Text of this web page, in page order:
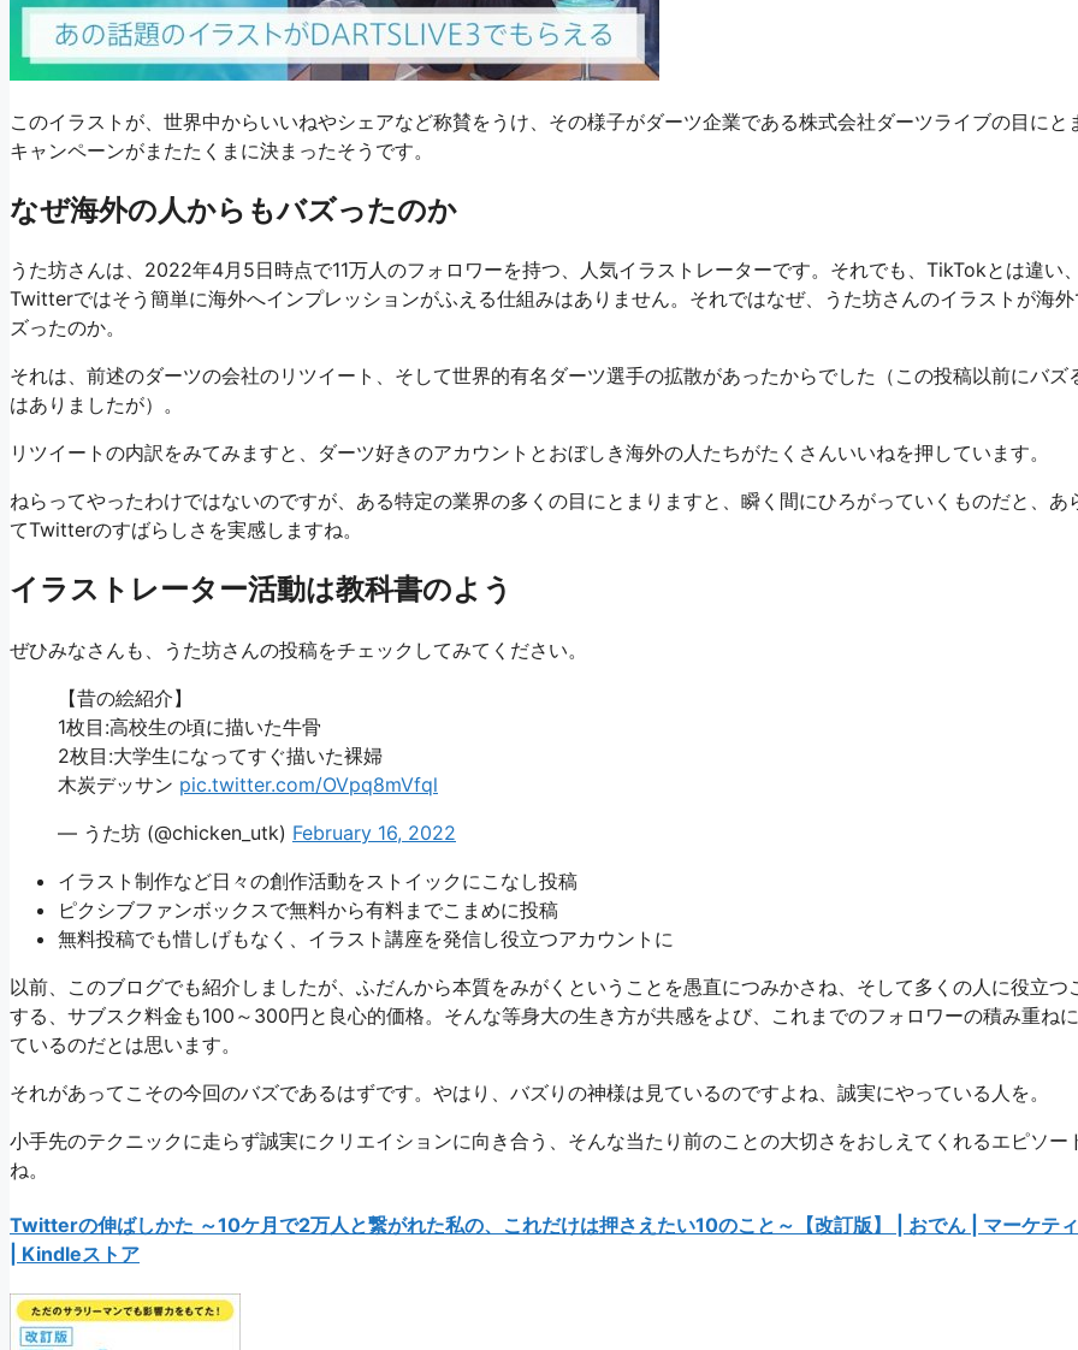
このイラストが、世界中からいいねやシェアなど称賛をうけ、その様子がダーツ企業である株式会社ダーツライブの目にと
キャンペーンがまたたくまに決まったそうです。
なぜ海外の人からもバズったのか
うた坊さんは、2022年4月5日時点で11万人のフォロワーを持つ、人気イラストレーターです。それでも、TikTokとは違い、
Twitterではそう簡単に海外へインプレッションがふえる仕組みはありません。それではなぜ、うた坊さんのイラストが海
ズったのか。
それは、前述のダーツの会社のリツイート、そして世界的有名ダーツ選手の拡散があったからでした（この投稿以前にバズ
はありましたが）。
リツイートの内訳をみてみますと、ダーツ好きのアカウントとおぼしき海外の人たちがたくさんいいねを押しています。
ねらってやったわけではないのですが、ある特定の業界の多くの目にとまりますと、瞬く間にひろがっていくものだと、あ
てTwitterのすばらしさを実感しますね。
イラストレーター活動は教科書のよう
ぜひみなさんも、うた坊さんの投稿をチェックしてみてください。
【昔の絵紹介】
1枚目:高校生の頃に描いた牛骨
2枚目:大学生になってすぐ描いた裸婦
木炭デッサン pic.twitter.com/OVpq8mVfql
— うた坊 (@chicken_utk) February 16, 2022
イラスト制作など日々の創作活動をストイックにこなし投稿
ピクシブファンボックスで無料から有料までこまめに投稿
無料投稿でも惜しげもなく、イラスト講座を発信し役立つアカウントに
以前、このブログでも紹介しましたが、ふだんから本質をみがくということを愚直につみかさね、そして多くの人に役立つ
する、サブスク料金も100～300円と良心的価格。そんな等身大の生き方が共感をよび、これまでのフォロワーの積み重ね
ているのだとは思います。
それがあってこその今回のバズであるはずです。やはり、バズりの神様は見ているのですよね、誠実にやっている人を。
小手先のテクニックに走らず誠実にクリエイションに向き合う、そんな当たり前のことの大切さをおしえてくれるエピソー
ね。
Twitterの伸ばしかた ～10ケ月で2万人と繋がれた私の、これだけは押さえたい10のこと～【改訂版】 | おでん | マーケテ
| Kindleストア